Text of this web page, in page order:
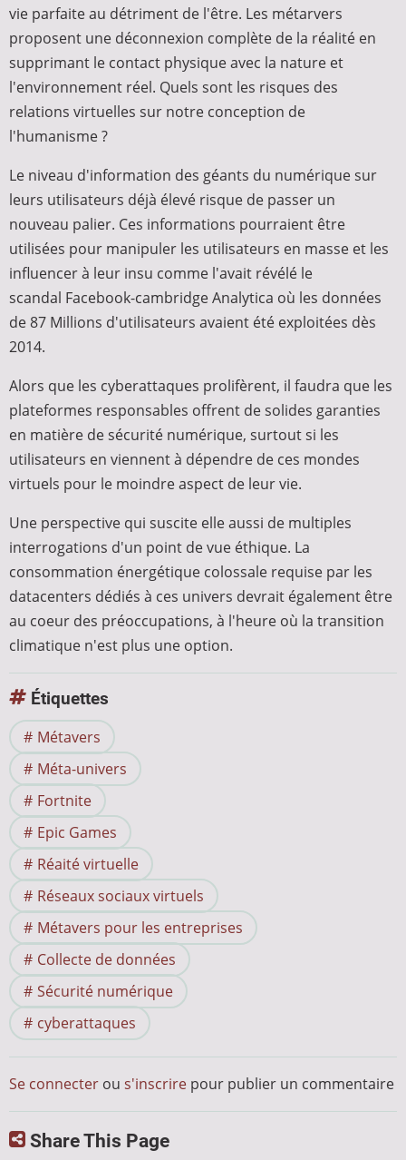
vie parfaite au détriment de l'être. Les métarvers
proposent une déconnexion complète de la réalité en
supprimant le contact physique avec la nature et
l'environnement réel. Quels sont les risques des
relations virtuelles sur notre conception de
l'humanisme ?
Le niveau d'information des géants du numérique sur
leurs utilisateurs déjà élevé risque de passer un
nouveau palier. Ces informations pourraient être
utilisées pour manipuler les utilisateurs en masse et les
influencer à leur insu comme l'avait révélé le
scandal Facebook-cambridge Analytica où les données
de 87 Millions d'utilisateurs avaient été exploitées dès
2014.
Alors que les cyberattaques prolifèrent, il faudra que les
plateformes responsables offrent de solides garanties
en matière de sécurité numérique, surtout si les
utilisateurs en viennent à dépendre de ces mondes
virtuels pour le moindre aspect de leur vie.
Une perspective qui suscite elle aussi de multiples
interrogations d'un point de vue éthique. La
consommation énergétique colossale requise par les
datacenters dédiés à ces univers devrait également être
au coeur des préoccupations, à l'heure où la transition
climatique n'est plus une option.
Étiquettes
Métavers
Méta-univers
Fortnite
Epic Games
Réaité virtuelle
Réseaux sociaux virtuels
Métavers pour les entreprises
Collecte de données
Sécurité numérique
cyberattaques
Se connecter ou s'inscrire pour publier un commentaire
Share This Page